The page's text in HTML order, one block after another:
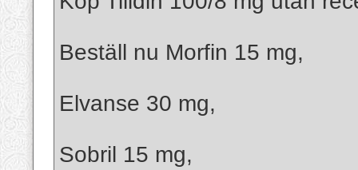
Beställ nu Morfin 15 mg,
Elvanse 30 mg,
Sobril 15 mg,